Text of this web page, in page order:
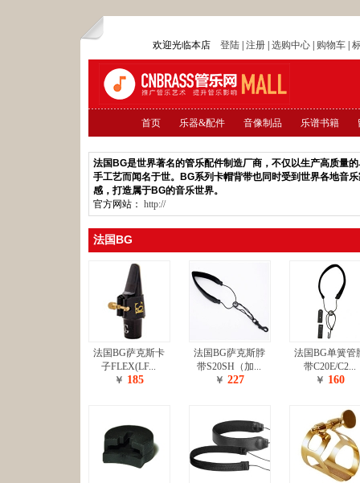
欢迎光临本店 登陆| 注册| 选购中心| 购物车|
首页 乐器&配件 音像制品 乐谱书籍
法国BG是世界著名的管乐配件制造厂商，不仅以生产高质量
手工艺而闻名于世。BG系列卡帽背带也同时受到世界各地音
感，打造属于BG的音乐世界。
官方网站： http://
法国BG
法国BG萨克斯卡
子FLEX(LF...
￥ 185
法国BG萨克斯脖
带S20SH（加...
￥ 227
法国BG单簧管
带C20E/C2...
￥ 160